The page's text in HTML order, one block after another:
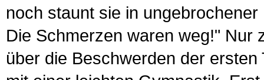
noch staunt sie in
Die Schmerz­en waren weg!" Nur
über die Beschwerden der